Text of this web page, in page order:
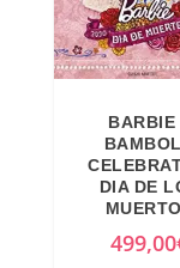
BARBIE
DIA DE
499,00